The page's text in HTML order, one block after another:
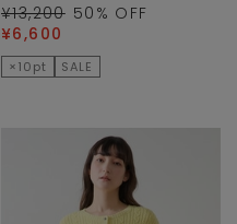
¥13,200 50 % OFF
¥6,600
×10pt SALE